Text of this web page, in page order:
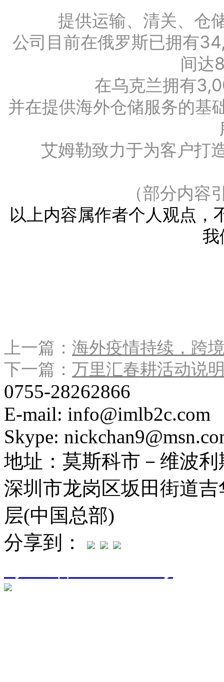
提供运输、清关、仓
公司目前在俄罗斯已拥有
间达
在乌克兰拥有
并在提供海外仓储服务的基
艾姆勒致力于为客户打
（部分内容
以上内容属作者个人观点，
我
上一篇： 海外疫情持续，跨
下一篇： 万里汇春耕活动说
0755-28262866
E-mail: info@imlb2c.com
Skype:
地址： 莫斯科市－维波
深圳市龙岗区坂田街道
层(中国总部)
分享到：